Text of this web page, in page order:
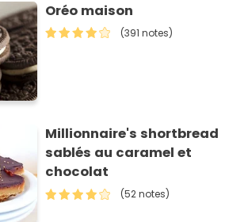
Oréo maison
(391 notes)
Millionnaire's shortbread
sablés au caramel et
chocolat
(52 notes)